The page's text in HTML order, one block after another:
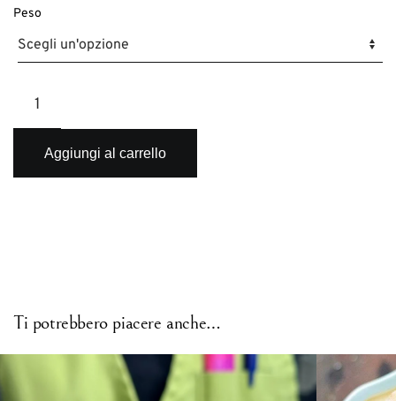
Peso
quantità
Aggiungi al carrello
Ti potrebbero piacere anche…